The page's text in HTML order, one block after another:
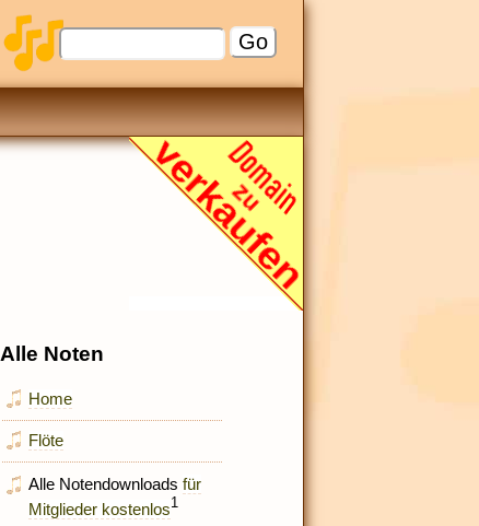
Alle Noten
Home
Flöte
Alle Notendownloadsfür
Mitglieder kostenlos1